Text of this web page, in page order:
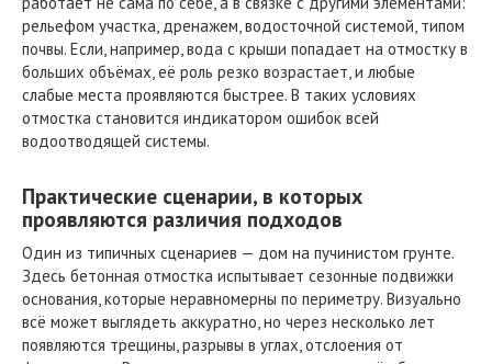
рельефом участка, дренажем, водосточной системой, типом
почвы. Если, например, вода с крыши попадает на отмостку в
больших объёмах, её роль резко возрастает, и любые
слабые места проявляются быстрее. В таких условиях
отмостка становится индикатором ошибок всей
водоотводящей системы.
Практические сценарии, в которых
проявляются различия подходов
Один из типичных сценариев — дом на пучинистом грунте.
Здесь бетонная отмостка испытывает сезонные подвижки
основания, которые неравномерны по периметру. Визуально
всё может выглядеть аккуратно, но через несколько лет
появляются трещины, разрывы в углах, отслоения от